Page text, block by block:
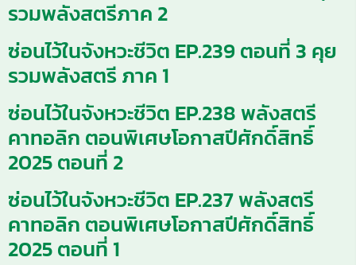
รวมพลังสตรีภาค 2
ซ่อนไว้ในจังหวะชีวิต EP.239 ตอนที่ 3 คุย
รวมพลังสตรี ภาค 1
ซ่อนไว้ในจังหวะชีวิต EP.238 พลังสตรี
คาทอลิก ตอนพิเศษโอกาสปีศักดิ์สิทธิ์
2025 ตอนที่ 2
ซ่อนไว้ในจังหวะชีวิต EP.237 พลังสตรี
คาทอลิก ตอนพิเศษโอกาสปีศักดิ์สิทธิ์
2025 ตอนที่ 1